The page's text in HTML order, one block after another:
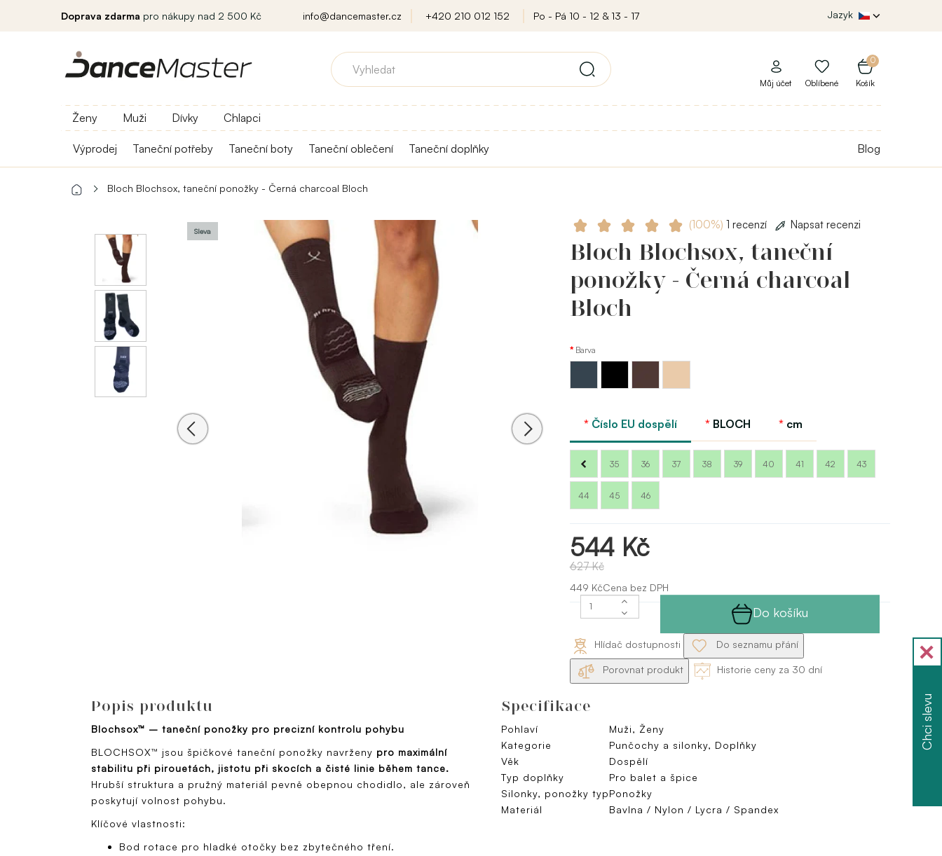
Doprava zdarma pro nákupy nad 2 500 Kč info@dancemaster.cz +420 210 012 152 Po - Pá 10 - 12 & 13 - 17 Jazyk
0
Košík
Můj účet Oblíbené
Ženy Muži Dívky Chlapci
Výprodej Taneční potřeby Taneční boty Taneční oblečení Taneční doplňky Blog
Bloch Blochsox, taneční ponožky - Černá charcoal Bloch
Sleva
(100%) 1 recenzí Napsat recenzi
Bloch Blochsox, taneční
ponožky - Černá charcoal
Bloch
Barva
Bloch
Bloch
Číslo EU dospělí BLOCH cm
35 36 37 38 39 40 41 42 43
44 45 46
544 Kč
627 Kč
449 KčCena bez DPH
Do košíku
Hlídač dostupnosti Do seznamu přání
Porovnat produkt Historie ceny za 30 dní
Popis produktu
Blochsox™ – taneční ponožky pro precizní kontrolu pohybu
BLOCHSOX™ jsou špičkové taneční ponožky navrženy pro maximální
stabilitu při pirouetách, jistotu při skocích a čisté linie během tance.
Hrubší struktura a pružný materiál pevně obepnou chodidlo, ale zároveň
poskytují volnost pohybu.
Klíčové vlastnosti:
Bod rotace pro hladké otočky bez zbytečného tření.
Specifikace
Pohlaví
Muži, Ženy
Kategorie
Punčochy a silonky, Doplňky
Věk
Dospělí
Typ doplňky
Pro balet a špice
Silonky, ponožky typPonožky
Materiál
Bavlna / Nylon / Lycra / Spandex
Chci slevu